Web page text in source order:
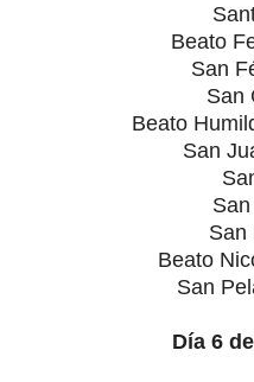
Beato
San
San
Beato
San
San
Beato
San
Día 6